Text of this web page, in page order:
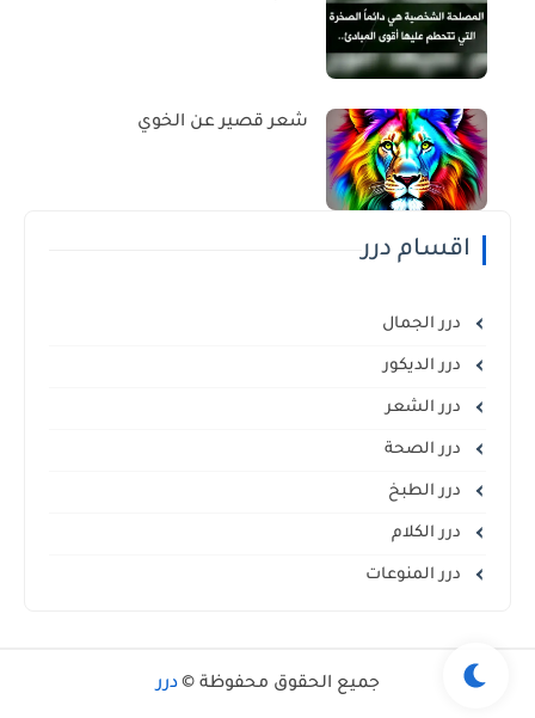
شعر قصير عن الخوي
اقسام درر
درر الجمال
درر الديكور
درر الشعر
درر الصحة
درر الطبخ
درر الكلام
درر المنوعات
جميع الحقوق محفوظة © درر